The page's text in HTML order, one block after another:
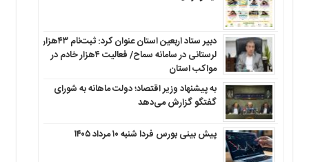
دبیر ستاد اربعین استان عنوان کرد: ثبت‌نام ۴۳هزار
لرستانی در سامانه سماح/ فعالیت ۴هزار خادم در
مواکب استان
به پیشنهاد وزیر اقتصاد؛ دولت ماهانه به شورای
گفتگو گزارش می‌دهد
پیش بینی بورس فردا شنبه ۱۰ مرداد ۱۴۰۵